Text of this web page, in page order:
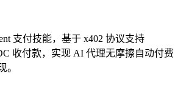
支付技能，基于 x402 协议支持
收付款，实现 AI 代理无摩擦自动付费
。